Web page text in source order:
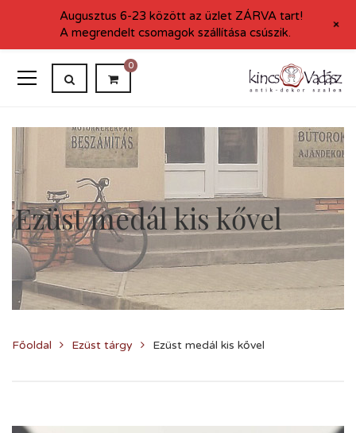
0
Ezüst medál kis kővel
Főoldal Ezüst tárgy Ezüst medál kis kővel
Augusztus 6-23 között az üzlet ZÁRVA tart!
A megrendelt csomagok szállítása csúszik.
+